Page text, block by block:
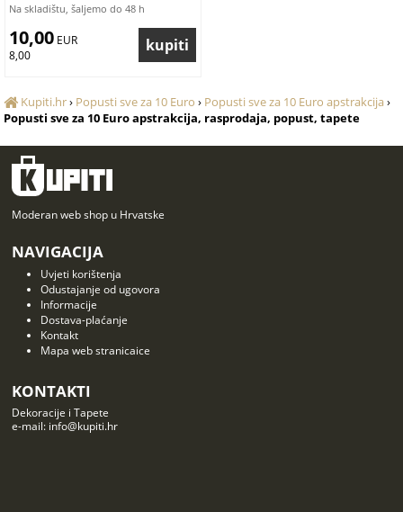
Na skladištu, šaljemo do 48 h
10,00 EUR
8,00
Kupiti.hr› Popusti sve za 10 Euro › Popusti sve za 10 Euro apstrakcija›
Popusti sve za 10 Euro apstrakcija, rasprodaja, popust, tapete
Moderan web shop u Hrvatske
NAVIGACIJA
Uvjeti korištenja
Odustajanje od ugovora
Informacije
Dostava-plaćanje
Kontakt
Mapa web stranicaice
KONTAKTI
Dekoracije i Tapete
e-mail: info@kupiti.hr